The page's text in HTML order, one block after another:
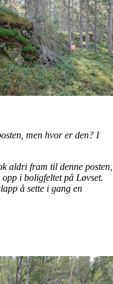
men hvor er den? I
aldri fram til denne posten,
i boligfeltet på Løvset.
å sette i gang en